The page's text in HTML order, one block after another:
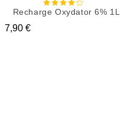
Recharge Oxydator 6% 1L
Prix
7,90 €